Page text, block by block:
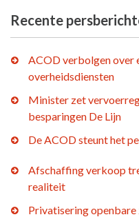
Recente
ACOD verbolgen over
overheidsdiensten
Minister zet
besparingen De Lijn
De ACOD steunt het
Afschaffing verkoop
realiteit
Privatisering openbare